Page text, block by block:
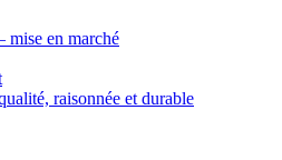
mise en marché
raisonnée et durable